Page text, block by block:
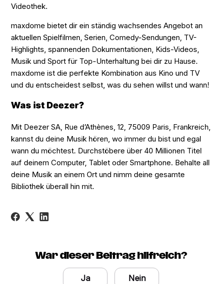
Videothek.
maxdome bietet dir ein ständig wachsendes Angebot an
aktuellen Spielfilmen, Serien, Comedy-Sendungen, TV-
Highlights, spannenden Dokumentationen, Kids-Videos,
Musik und Sport für Top-Unterhaltung bei dir zu Hause.
maxdome ist die perfekte Kombination aus Kino und TV
und du entscheidest selbst, was du sehen willst und wann!
Was ist Deezer?
Mit Deezer SA, Rue d’Athènes, 12, 75009 Paris, Frankreich,
kannst du deine Musik hören, wo immer du bist und egal
wann du möchtest. Durchstöbere über 40 Millionen Titel
auf deinem Computer, Tablet oder Smartphone. Behalte all
deine Musik an einem Ort und nimm deine gesamte
Bibliothek überall hin mit.
War dieser Beitrag hilfreich?
Ja Nein